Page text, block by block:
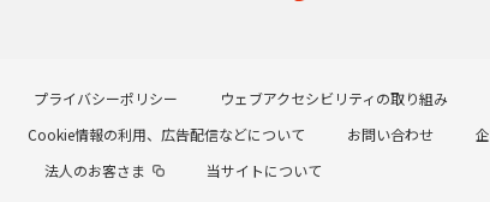
プライバシーポリシー ウェブアクセシビリティの取り組み
Cookie情報の利用、広告配信などについて お問い合わせ
法人のお客さま
当サイトについて